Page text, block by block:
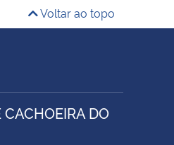
Voltar ao topo
DO